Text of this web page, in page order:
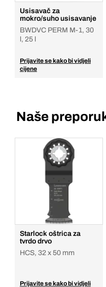
Usisavač za
mokro/suho usisavanje
BWDVC PERM M-1, 30
l, 25 l
Prijavite se kako bi vidjeli
cijene
Naše
Starlock oštrica za
tvrdo drvo
HCS, 32 x 50 mm
Prijavite se kako bi vidjeli